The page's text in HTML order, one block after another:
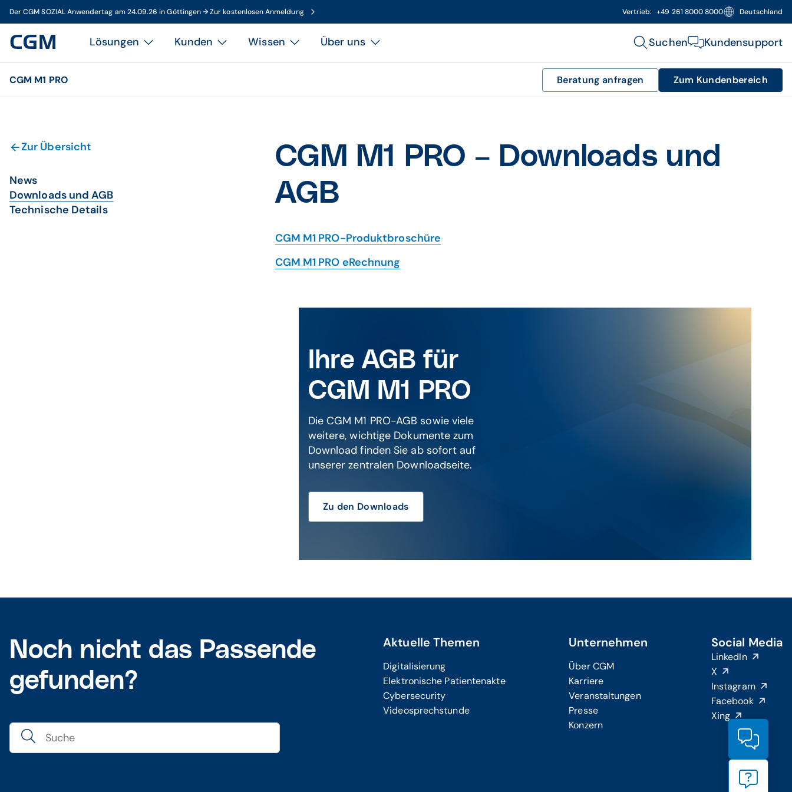
Der CGM SOZIAL Anwendertag am 24.09.26 in Göttingen → Zur kostenlosen Anmeldung Vertrieb: +49 261 8000 8000 Deutschland
Lösungen Kunden Wissen Über uns Suchen Kundensupport
CGM M1 PRO Beratung anfragen Zum Kundenbereich
Zur Übersicht
News
Downloads und AGB
Technische Details
CGM M1 PRO – Downloads und
AGB
CGM M1 PRO-Produktbroschüre
CGM M1 PRO eRechnung
Ihre AGB für
CGM M1 PRO
Die CGM M1 PRO-AGB sowie viele
weitere, wichtige Dokumente zum
Download finden Sie ab sofort auf
unserer zentralen Downloadseite.
Zu den Downloads
Noch nicht das Passende
gefunden?
Aktuelle Themen
Digitalisierung
Elektronische Patientenakte
Cybersecurity
Videosprechstunde
Unternehmen
Über CGM
Karriere
Veranstaltungen
Presse
Konzern
Social Media
LinkedIn
X
Instagram
Facebook
Xing